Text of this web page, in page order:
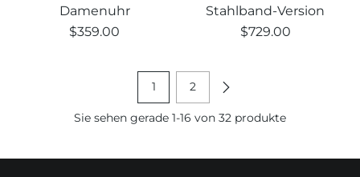
Damenuhr
$359.00
Stahlband-Version
$729.00
1 2
Sie sehen gerade 1-16 von 32 produkte